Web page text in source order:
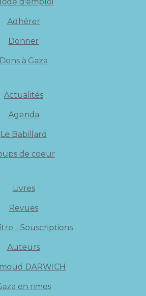
Adhérer
Donner
Dons à Gaza
Actualités
Agenda
Le Babillard
de coeur
Livres
Revues
- Souscriptions
Auteurs
DARWICH
en rimes